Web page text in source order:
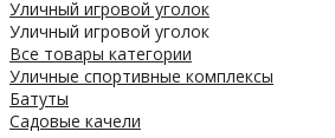
Уличный игровой уголок
Уличный игровой уголок
Все товары категории
Уличные спортивные комплексы
Батуты
Садовые качели